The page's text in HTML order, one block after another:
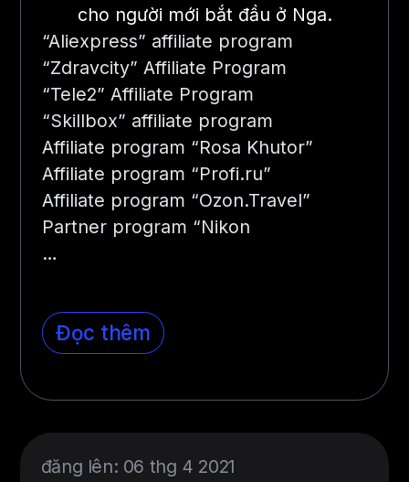
cho người mới bắt đầu ở Nga.
“Aliexpress” affiliate program
“Zdravcity” Affiliate Program
“Tele2” Affiliate Program
“Skillbox” affiliate program
Affiliate program “Rosa Khutor”
Affiliate program “Profi.ru”
Affiliate program “Ozon.Travel”
Partner program “Nikon
…
Đọc thêm
đăng lên: 06 thg 4 2021